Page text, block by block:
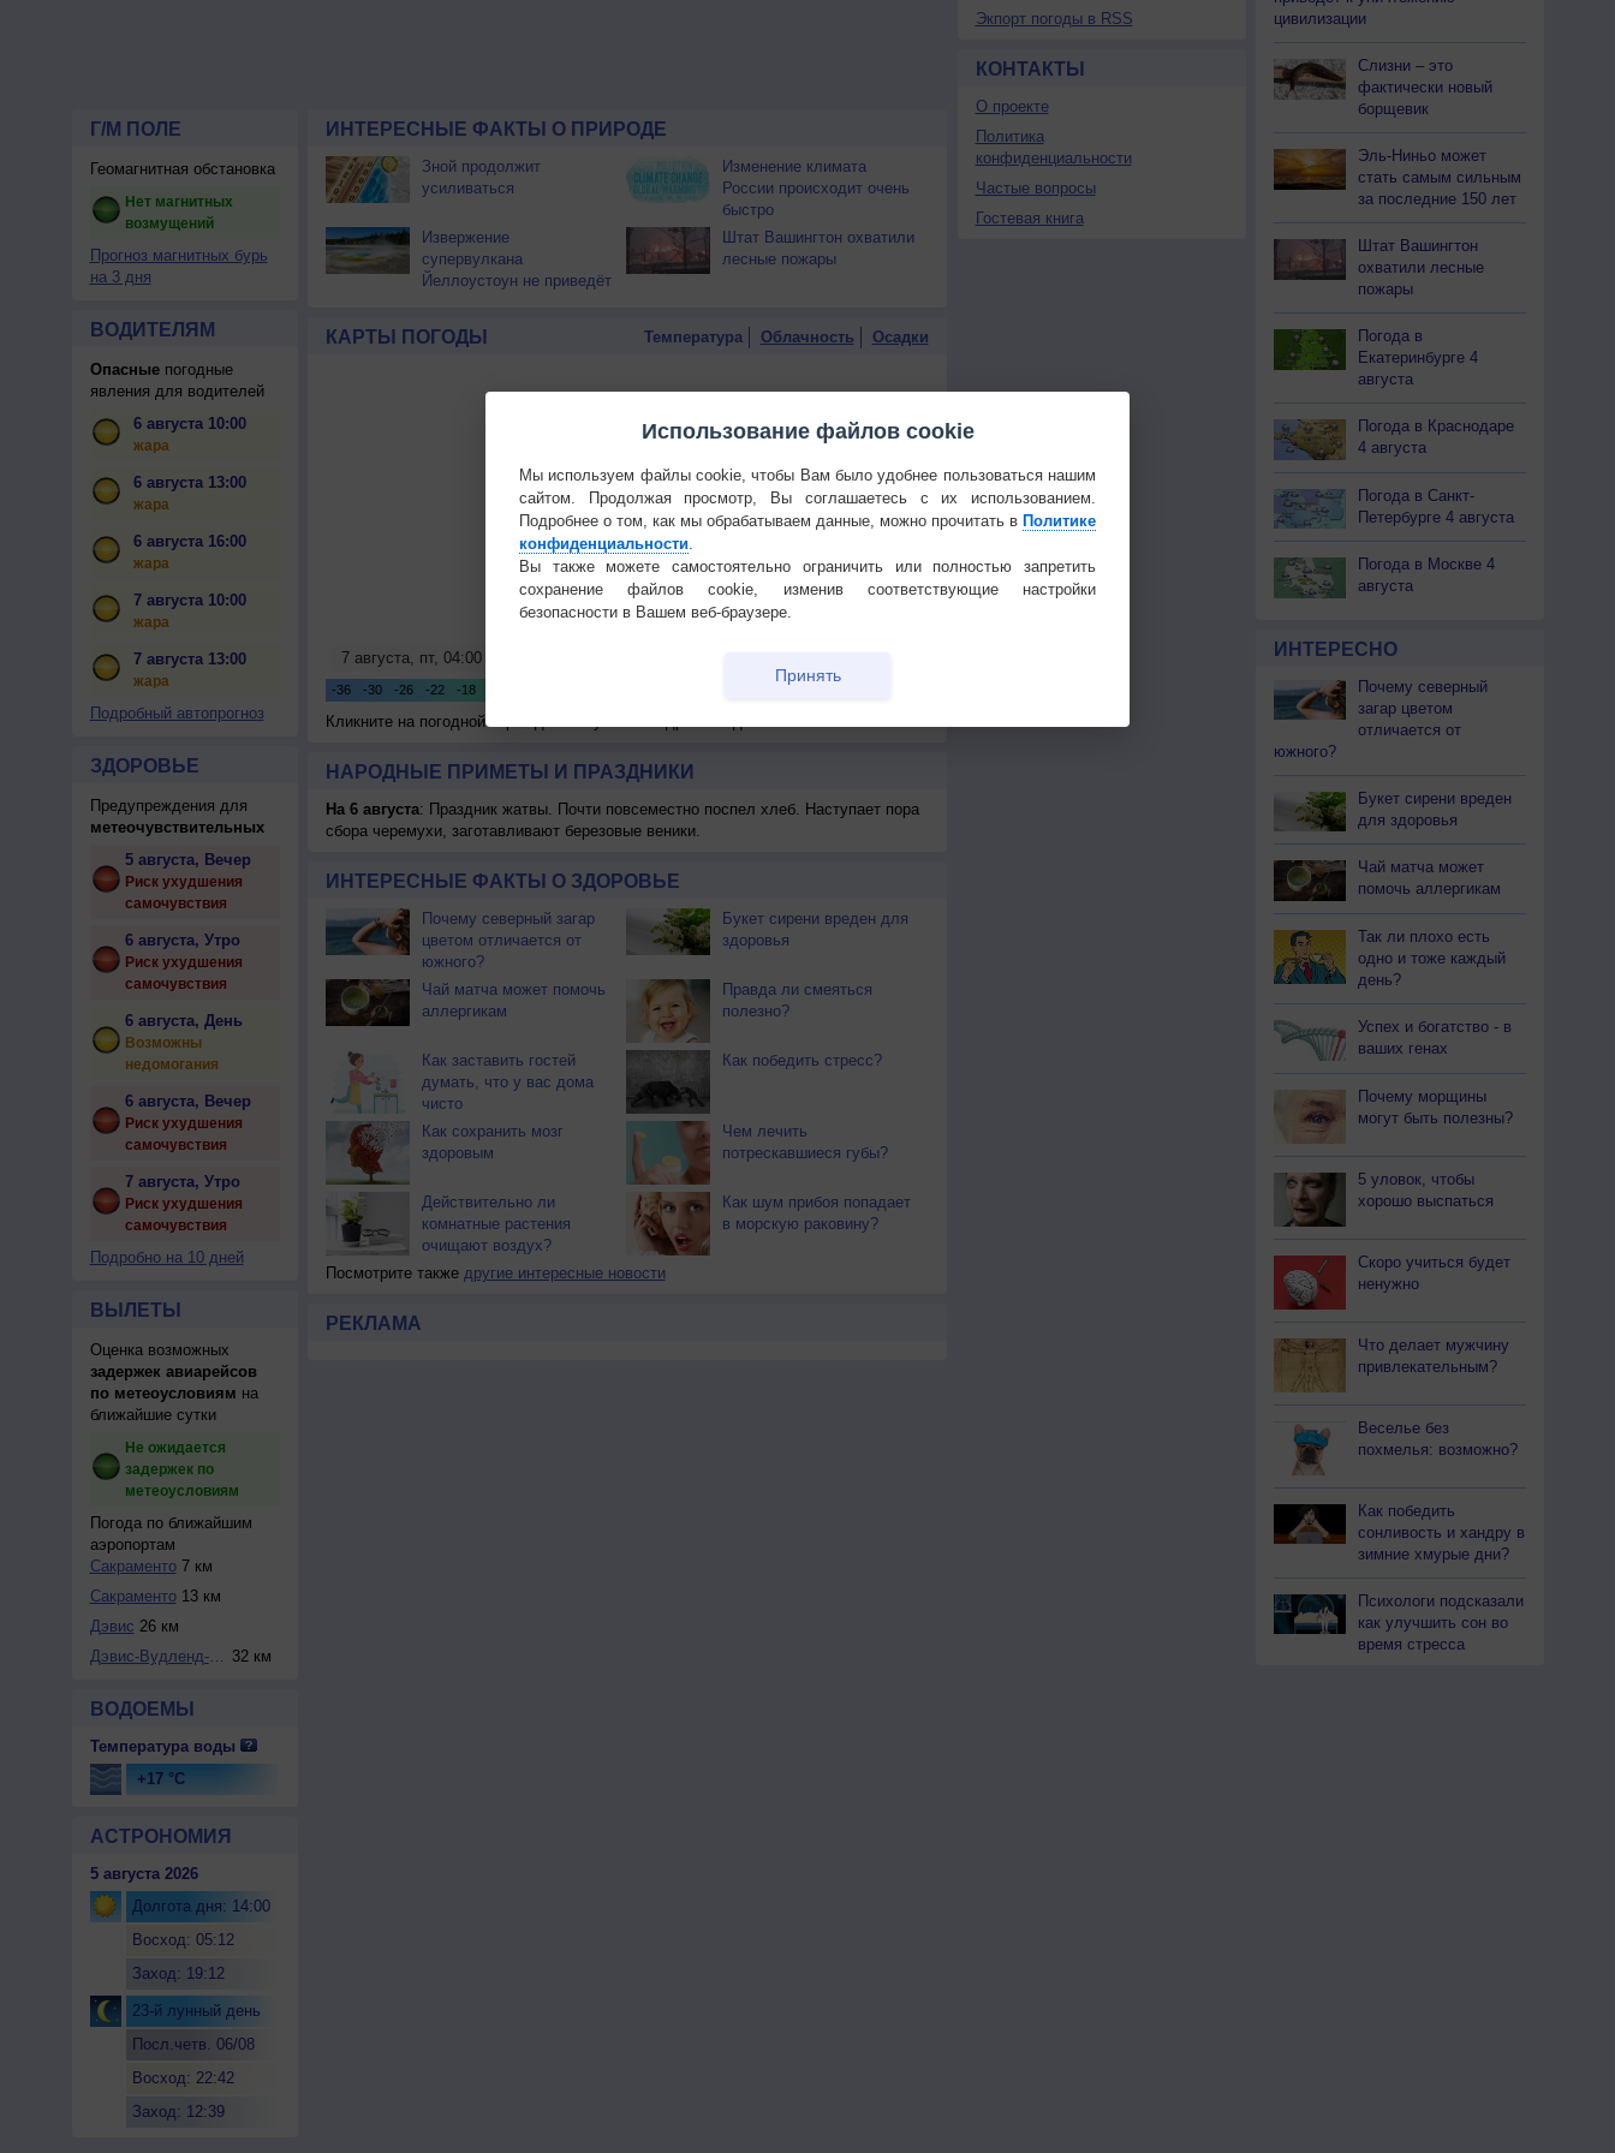
Г/М ПОЛЕ
Геомагнитная обстановка
Нет магнитных
возмущений
Прогноз магнитных бурь
на 3 дня
ВОДИТЕЛЯМ
Опасныепогодные
явления для водителей
6 августа 10:00
жара
6 августа 13:00
жара
6 августа 16:00
жара
7 августа 10:00
жара
7 августа 13:00
жара
Подробный автопрогноз
ЗДОРОВЬЕ
Предупреждения для
метеочувствительных
5 августа, Вечер
Риск ухудшения
самочувствия
6 августа, Утро
Риск ухудшения
самочувствия
6 августа, День
Возможны
недомогания
6 августа, Вечер
Риск ухудшения
самочувствия
7 августа, Утро
Риск ухудшения
самочувствия
Подробно на 10 дней
ВЫЛЕТЫ
Оценка возможных
задержек авиарейсов
по метеоусловиям на
ближайшие сутки
Не ожидается
задержек по
метеоусловиям
Погода по ближайшим
аэропортам
Сакраментo7 км
Сакраменто13 км
Дэвис 26 км
Дэвис-Вудленд-Уин... 32 км
ВОДОЕМЫ
Температура воды
+17 °C
АСТРОНОМИЯ
5 августа 2026
Долгота дня: 14:00
Восход: 05:12
Заход: 19:12
23-й лунный день
Посл.четв. 06/08
Восход: 22:42
Заход: 12:39
ИНТЕРЕСНЫЕ ФАКТЫ О ПРИРОДЕ
Зной продолжит
усиливаться
Изменение климата
России происходит очень
быстро
Извержение
супервулкана
Йеллоустоун не приведёт
Штат Вашингтон охватили
лесные пожары
КАРТЫ ПОГОДЫ Температура Облачность Осадки
Кликните на погодной карте для получения подробных данных
НАРОДНЫЕ ПРИМЕТЫ И ПРАЗДНИКИ
На 6 августа: Праздник жатвы. Почти повсеместно поспел хлеб. Наступает пора
сбора черемухи, заготавливают березовые веники.
ИНТЕРЕСНЫЕ ФАКТЫ О ЗДОРОВЬЕ
Почему северный загар
цветом отличается от
южного?
Букет сирени вреден для
здоровья
Чай матча может помочь
аллергикам
Правда ли смеяться
полезно?
Как заставить гостей
думать, что у вас дома
чисто
Как победить стресс?
Как сохранить мозг
здоровым
Чем лечить
потрескавшиеся губы?
Действительно ли
комнатные растения
очищают воздух?
Как шум прибоя попадает
в морскую раковину?
Посмотрите также другие интересные новости
РЕКЛАМА
Экпорт погоды в RSS
КОНТАКТЫ
О проекте
Политика
конфиденциальности
Частые вопросы
Гостевая книга
цивилизации
Слизни – это
фактически новый
борщевик
Эль-Ниньо может
стать самым сильным
за последние 150 лет
Штат Вашингтон
охватили лесные
пожары
Погода в
Екатеринбурге 4
августа
Погода в Краснодаре
4 августа
Погода в Санкт-
Петербурге 4 августа
Погода в Москве 4
августа
ИНТЕРЕСНО
Почему северный
загар цветом
отличается от
южного?
Букет сирени вреден
для здоровья
Чай матча может
помочь аллергикам
Так ли плохо есть
одно и тоже каждый
день?
Успех и богатство - в
ваших генах
Почему морщины
могут быть полезны?
5 уловок, чтобы
хорошо выспаться
Скоро учиться будет
ненужно
Что делает мужчину
привлекательным?
Веселье без
похмелья: возможно?
Как победить
сонливость и хандру в
зимние хмурые дни?
Психологи подсказали
как улучшить сон во
время стресса
Использование файлов cookie
Мы используем файлы cookie, чтобы Вам было удобнее пользоваться нашим
сайтом. Продолжая просмотр, Вы соглашаетесь с их использованием.
Подробнее о том, как мы обрабатываем данные, можно прочитать в Политике
конфиденциальности.
Вы также можете самостоятельно ограничить или полностью запретить
сохранение файлов cookie, изменив соответствующие настройки
безопасности в Вашем веб-браузере.
Принять